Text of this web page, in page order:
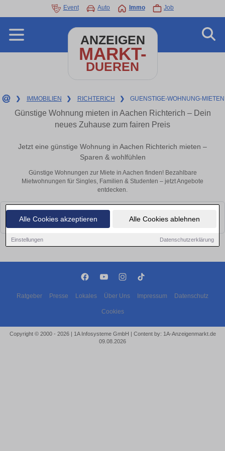
Alle Cookies akzeptieren Alle Cookies ablehnen
Einstellungen Datenschutzerklärung
Event Auto Immo Job
ANZEIGEN
MARKT-
DUEREN
❯ IMMOBILIEN ❯ RICHTERICH ❯ GUENSTIGE-WOHNUNG-MIETEN
Günstige Wohnung mieten in Aachen Richterich – Dein
neues Zuhause zum fairen Preis
Jetzt eine günstige Wohnung in Aachen Richterich mieten –
Sparen & wohlfühlen
Günstige Wohnungen zur Miete in Aachen finden! Bezahlbare
Mietwohnungen für Singles, Familien & Studenten – jetzt Angebote
entdecken.
Leider konnten wir derzeit keine passenden Objekte finden. Schauen Sie
bald wieder vorbei!
Ratgeber Presse Lokales Über Uns Impressum Datenschutz
Cookies
Copyright © 2000 - 2026 | 1A Infosysteme GmbH | Content by: 1A-Anzeigenmarkt.de
09.08.2026